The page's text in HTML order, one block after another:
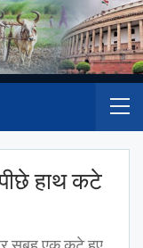
हाथ कटे